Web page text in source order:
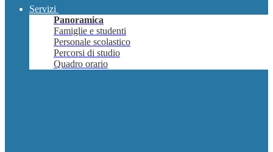
Servizi
Panoramica
Famiglie e studenti
Personale scolastico
Percorsi di studio
Quadro orario